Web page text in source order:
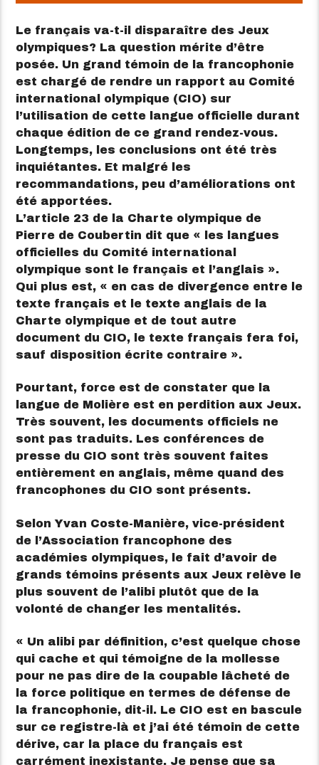
Le français va-t-il disparaître des Jeux
olympiques? La question mérite d’être
posée. Un grand témoin de la francophonie
est chargé de rendre un rapport au Comité
international olympique (CIO) sur
l’utilisation de cette langue officielle durant
chaque édition de ce grand rendez-vous.
Longtemps, les conclusions ont été très
inquiétantes. Et malgré les
recommandations, peu d’améliorations ont
été apportées.
L’article 23 de la Charte olympique de
Pierre de Coubertin dit que « les langues
officielles du Comité international
olympique sont le français et l’anglais ».
Qui plus est, « en cas de divergence entre le
texte français et le texte anglais de la
Charte olympique et de tout autre
document du CIO, le texte français fera foi,
sauf disposition écrite contraire ».
Pourtant, force est de constater que la
langue de Molière est en perdition aux Jeux.
Très souvent, les documents officiels ne
sont pas traduits. Les conférences de
presse du CIO sont très souvent faites
entièrement en anglais, même quand des
francophones du CIO sont présents.
Selon Yvan Coste-Manière, vice-président
de l’Association francophone des
académies olympiques, le fait d’avoir de
grands témoins présents aux Jeux relève le
plus souvent de l’alibi plutôt que de la
volonté de changer les mentalités.
« Un alibi par définition, c’est quelque chose
qui cache et qui témoigne de la mollesse
pour ne pas dire de la coupable lâcheté de
la force politique en termes de défense de
la francophonie, dit-il. Le CIO est en bascule
sur ce registre-là et j’ai été témoin de cette
dérive, car la place du français est
carrément inexistante. Je pense que sa